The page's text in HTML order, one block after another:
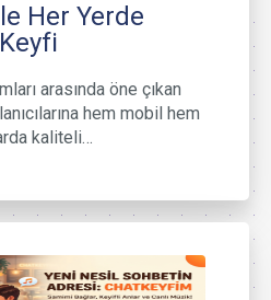
Her Yerde
arasında öne çıkan
hem mobil hem
kaliteli…